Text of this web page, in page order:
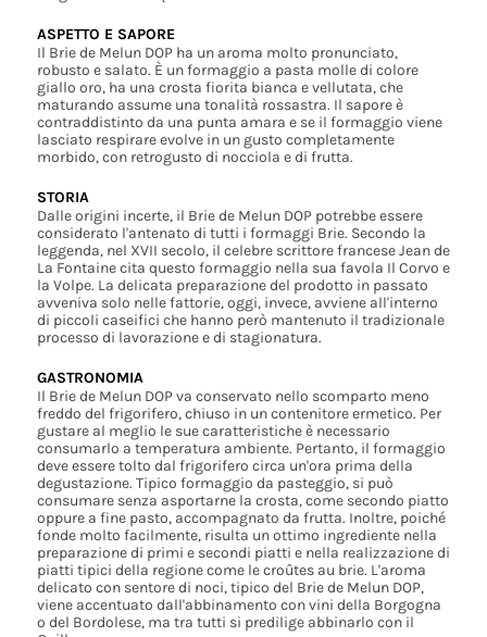
ASPETTO E SAPORE
Il Brie de Melun DOP ha un aroma molto pronunciato,
robusto e salato. È un formaggio a pasta molle di colore
giallo oro, ha una crosta fiorita bianca e vellutata, che
maturando assume una tonalità rossastra. Il sapore è
contraddistinto da una punta amara e se il formaggio viene
lasciato respirare evolve in un gusto completamente
morbido, con retrogusto di nocciola e di frutta.
STORIA
Dalle origini incerte, il Brie de Melun DOP potrebbe essere
considerato l'antenato di tutti i formaggi Brie. Secondo la
leggenda, nel XVII secolo, il celebre scrittore francese Jean de
La Fontaine cita questo formaggio nella sua favola Il Corvo e
la Volpe. La delicata preparazione del prodotto in passato
avveniva solo nelle fattorie, oggi, invece, avviene all'interno
di piccoli caseifici che hanno però mantenuto il tradizionale
processo di lavorazione e di stagionatura.
GASTRONOMIA
Il Brie de Melun DOP va conservato nello scomparto meno
freddo del frigorifero, chiuso in un contenitore ermetico. Per
gustare al meglio le sue caratteristiche è necessario
consumarlo a temperatura ambiente. Pertanto, il formaggio
deve essere tolto dal frigorifero circa un'ora prima della
degustazione. Tipico formaggio da pasteggio, si può
consumare senza asportarne la crosta, come secondo piatto
oppure a fine pasto, accompagnato da frutta. Inoltre, poiché
fonde molto facilmente, risulta un ottimo ingrediente nella
preparazione di primi e secondi piatti e nella realizzazione di
piatti tipici della regione come le croûtes au brie. L'aroma
delicato con sentore di noci, tipico del Brie de Melun DOP,
viene accentuato dall'abbinamento con vini della Borgogna
o del Bordolese, ma tra tutti si predilige abbinarlo con il